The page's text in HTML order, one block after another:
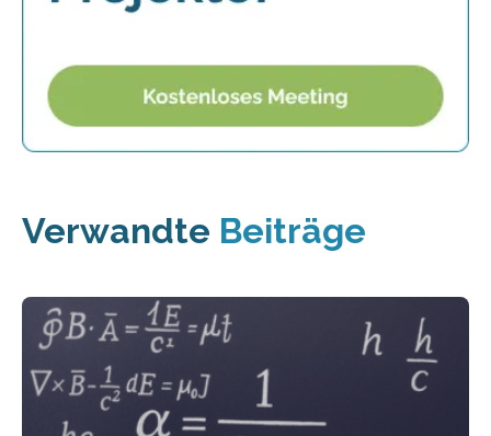
Verwandte Beiträge